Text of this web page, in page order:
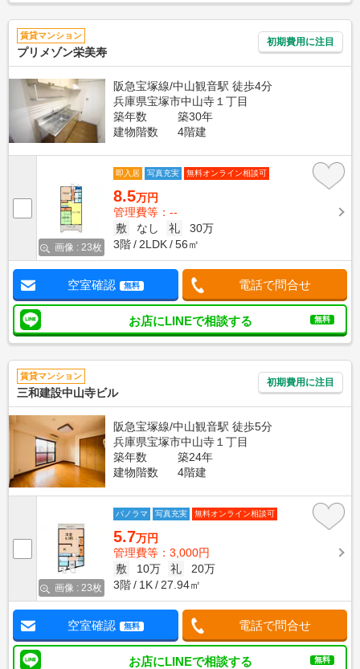
賃貸マンション
プリメゾン栄美寿
初期費用に注目
阪急宝塚線/中山観音駅 徒歩4分
兵庫県宝塚市中山寺１丁目
築年数
築30年
建物階数
4階建
画像 : 23枚
即入居 写真充実 無料オンライン相談可
8.5万円
管理費等：--
敷
なし 礼
30万
3階
2LDK 56㎡
空室確認 無料 電話で問合せ
お店にLINEで相談する 無料
賃貸マンション
三和建設中山寺ビル
初期費用に注目
阪急宝塚線/中山観音駅 徒歩5分
兵庫県宝塚市中山寺１丁目
築年数
築24年
建物階数
4階建
画像 : 23枚
パノラマ 写真充実 無料オンライン相談可
5.7万円
管理費等：3,000円
敷
10万 礼
20万
3階
1K 27.94㎡
空室確認 無料 電話で問合せ
お店にLINEで相談する 無料